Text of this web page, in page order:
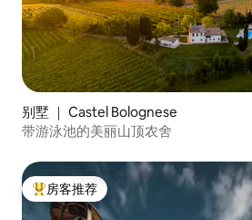
别墅 ｜ Castel Bolognese
带游泳池的美丽山顶农舍
热门「房客推荐」
房客推荐